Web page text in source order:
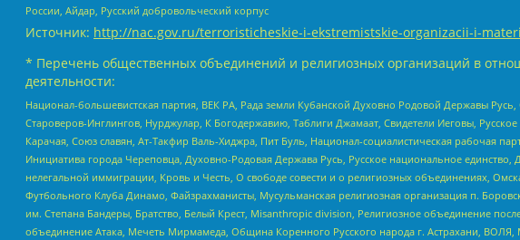
России, Айдар, Русский добровольческий корпус
Источник: http://nac.gov.ru/terroristicheskie-i-ekstremistskie-organizacii-i-
* Перечень общественных объединений и религиозных организаций в
деятельности:
Национал-большевистская партия, ВЕК РА, Рада земли Кубанской Духовно Родовой Державы
Староверов-Инглингов, Нурджулар, К Богодержавию, Таблиги Джамаат, Свидетели Иеговы,
Карачая, Союз славян, Ат-Такфир Валь-Хиджра, Пит Буль, Национал-социалистическая рабочая
Инициатива города Череповца, Духовно-Родовая Держава Русь, Русское национальное
нелегальной иммиграции, Кровь и Честь, О свободе совести и о религиозных объединениях,
Футбольного Клуба Динамо, Файзрахманисты, Мусульманская религиозная организация п.
им. Степана Бандеры, Братство, Белый Крест, Misanthropic division, Религиозное объединение
объединение Атака, Мечеть Мирмамеда, Община Коренного Русского народа г. Астрахани, ВОЛЯ,